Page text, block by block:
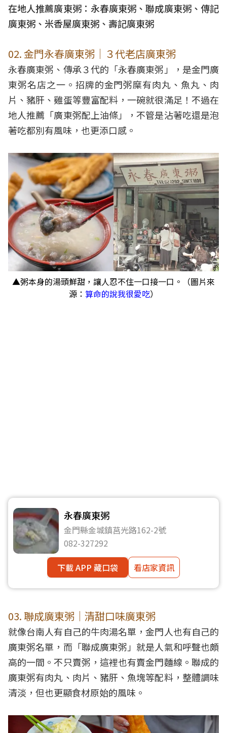
在地人推薦廣東粥：永春廣東粥、聯成廣東粥、傳記
廣東粥、米香屋廣東粥、壽記廣東粥
02. 金門永春廣東粥｜３代老店廣東粥
永春廣東粥、傳承３代的「永春廣東粥」，是金門廣
東粥名店之一。招牌的金門粥糜有肉丸、魚丸、肉
片、豬肝、雞蛋等豐富配料，一碗就很滿足！不過在
地人推薦「廣東粥配上油條」，不管是沾著吃還是泡
著吃都別有風味，也更添口感。
▲粥本身的湯頭鮮甜，讓人忍不住一口接一口。（圖片來
源： 算命的說我很愛吃）
永春廣東粥
金門縣金城鎮莒光路162-2號
082-327292
下載 APP 藏口袋
看店家資訊
03. 聯成廣東粥｜清甜口味廣東粥
就像台南人有自己的牛肉湯名單，金門人也有自己的
廣東粥名單，而「聯成廣東粥」就是人氣和呼聲也頗
高的一間。不只賣粥，這裡也有賣金門麵線。聯成的
廣東粥有肉丸、肉片、豬肝、魚塊等配料，整體調味
清淡，但也更顯食材原始的風味。